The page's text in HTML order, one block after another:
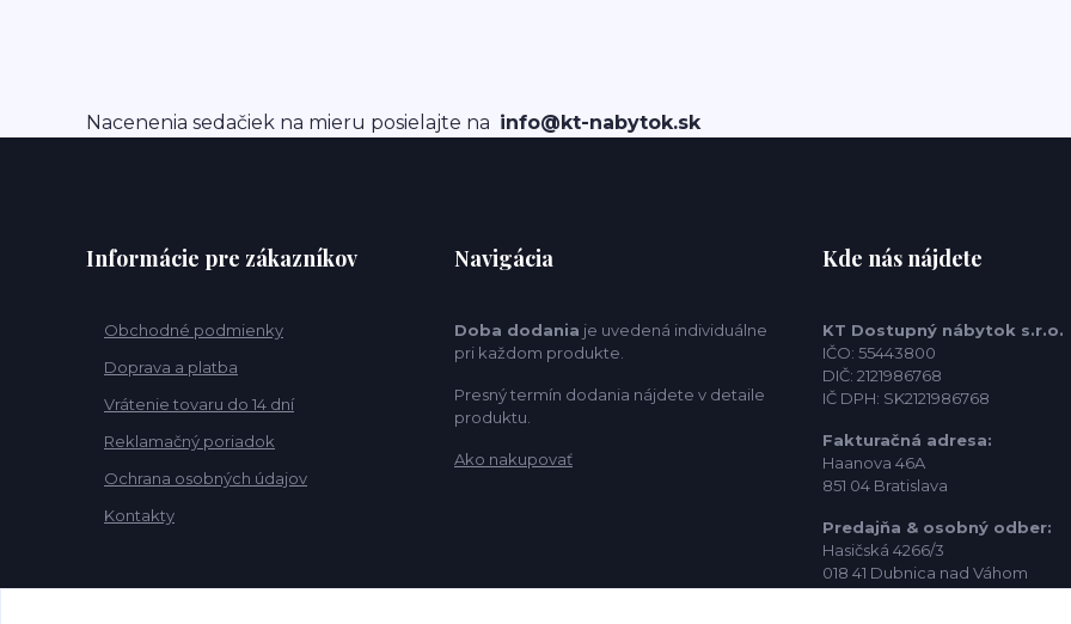
Nacenenia sedačiek na mieru posielajte na info@kt-nabytok.sk
Informácie pre zákazníkov
Obchodné podmienky
Doprava a platba
Vrátenie tovaru do 14 dní
Reklamačný poriadok
Ochrana osobných údajov
Kontakty
Navigácia
Doba dodania je uvedená individuálne
pri každom produkte.
Presný termín dodania nájdete v detaile
produktu.
Ako nakupovať
Kde nás nájdete
KT Dostupný nábytok s.r.o.
IČO: 55443800
DIČ: 2121986768
IČ DPH: SK2121986768
Fakturačná adresa:
Haanova 46A
851 04 Bratislava
Predajňa & osobný odber:
Hasičská 4266/3
018 41 Dubnica nad Váhom